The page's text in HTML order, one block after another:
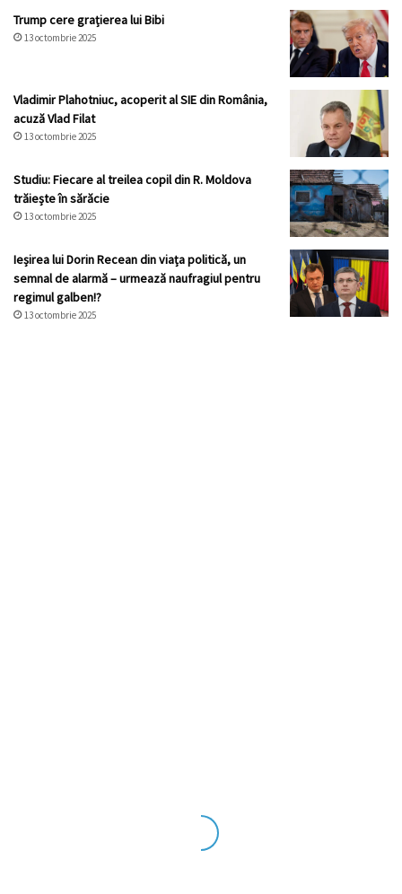
Trump cere grațierea lui Bibi
13 octombrie 2025
Vladimir Plahotniuc, acoperit al SIE din România,
acuză Vlad Filat
13 octombrie 2025
Studiu: Fiecare al treilea copil din R. Moldova
trăiește în sărăcie
13 octombrie 2025
Ieșirea lui Dorin Recean din viața politică, un
semnal de alarmă – urmează naufragiul pentru
regimul galben!?
13 octombrie 2025